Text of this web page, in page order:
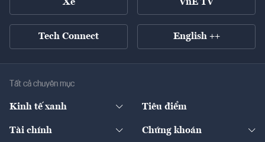
Xe VnE TV
Tech Connect English ++
Tất cả chuyên mục
Kinh tế xanh Tiêu điểm
Tài chính Chứng khoán